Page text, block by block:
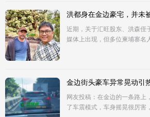
洪都身在金边豪宅，并未
近期，关于汇旺股东、洪森侄
媒体上出现，但多位柬埔寨名
金边街头豪车异常晃动引
网友投稿：在金边的一条路上
了车震模式，车身摇晃很厉害